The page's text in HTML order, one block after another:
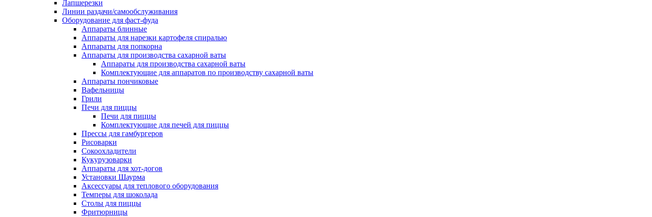
Лапшерезки
Линии раздачи/самообслуживания
Оборудование для фаст-фуда
Аппараты блинные
Аппараты для нарезки картофеля спиралью
Аппараты для попкорна
Аппараты для производства сахарной ваты
Аппараты для производства сахарной ваты
Комплектующие для аппаратов по производству сахарной ваты
Аппараты пончиковые
Вафельницы
Грили
Печи для пиццы
Печи для пиццы
Комплектующие для печей для пиццы
Прессы для гамбургеров
Рисоварки
Сокоохладители
Кукурузоварки
Аппараты для хот-догов
Установки Шаурма
Аксессуары для теплового оборудования
Темперы для шоколада
Столы для пиццы
Фритюрницы